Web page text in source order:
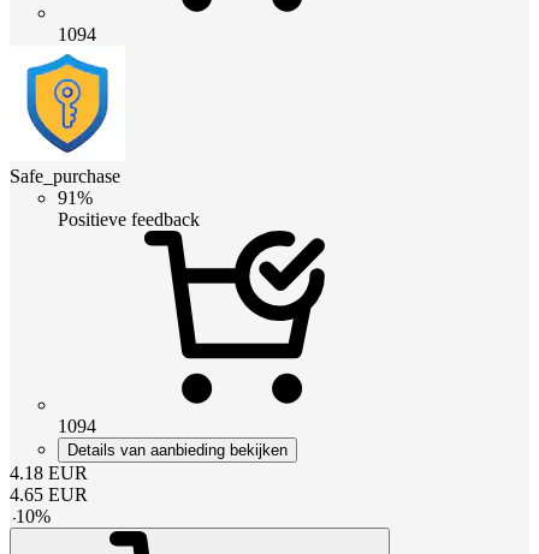
1094
Safe_purchase
91%
Positieve feedback
1094
Details van aanbieding bekijken
4.18 EUR
4.65 EUR
-10%